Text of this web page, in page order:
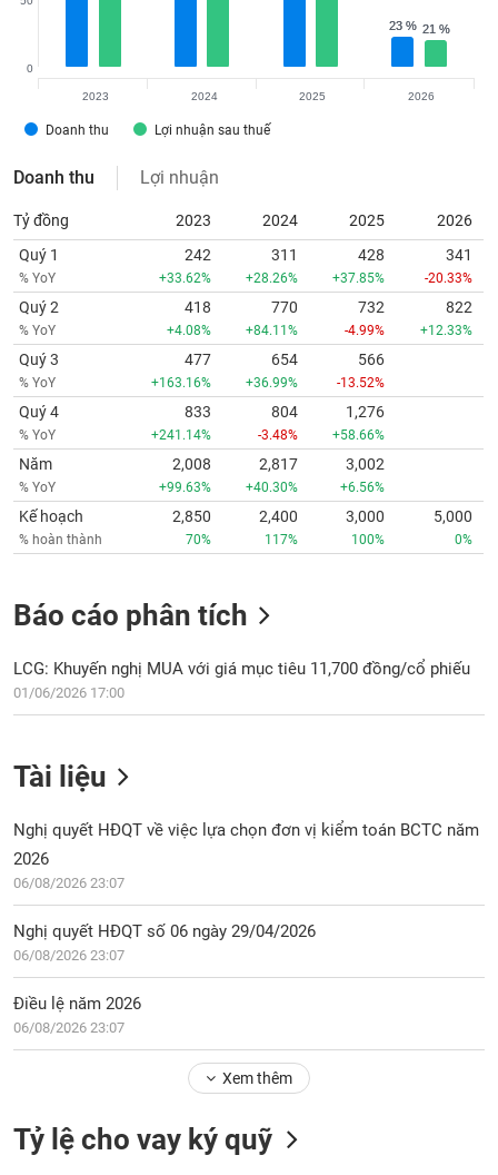
23 %
23 % 21 %
21 %
Doanh thu Lợi nhuận sau thuế
0
2023 2024 2025 2026
Doanh thu Lợi nhuận
Tỷ đồng 2023 2024 2025
2026
Quý 1
% YoY
242
+33.62%
311
+28.26%
428
+37.85%
341
-20.33%
Quý 2
% YoY
418
+4.08%
770
+84.11%
732
-4.99%
822
+12.33%
Quý 3
% YoY
477
+163.16%
654
+36.99%
566
-13.52%
Quý 4
% YoY
833
+241.14%
804
-3.48%
1,276
+58.66%
Năm
% YoY
2,008
+99.63%
2,817
+40.30%
3,002
+6.56%
Kế hoạch
% hoàn thành
2,850
70%
2,400
117%
3,000
100%
5,000
0%
Báo cáo phân tích
LCG: Khuyến nghị MUA với giá mục tiêu 11,700 đồng/cổ phiếu
01/06/2026 17:00
Tài liệu
Nghị quyết HĐQT về việc lựa chọn đơn vị kiểm toán BCTC năm
2026
06/08/2026 23:07
Nghị quyết HĐQT số 06 ngày 29/04/2026
06/08/2026 23:07
Điều lệ năm 2026
06/08/2026 23:07
Xem thêm
Tỷ lệ cho vay ký quỹ